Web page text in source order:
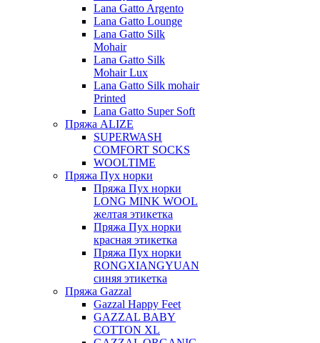
Lana Gatto Argento
Lana Gatto Lounge
Lana Gatto Silk
Mohair
Lana Gatto Silk
Mohair Lux
Lana Gatto Silk mohair
Printed
Lana Gatto Super Soft
Пряжа ALIZE
SUPERWASH
COMFORT SOCKS
WOOLTIME
Пряжа Пух норки
Пряжа Пух норки
LONG MINK WOOL
желтая этикетка
Пряжа Пух норки
красная этикетка
Пряжа Пух норки
RONGXIANGYUAN
синяя этикетка
Пряжа Gazzal
Gazzal Happy Feet
GAZZAL BABY
COTTON XL